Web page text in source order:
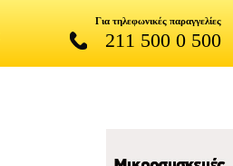
Για τηλεφωνικές παραγγελίες
211 500 0 500